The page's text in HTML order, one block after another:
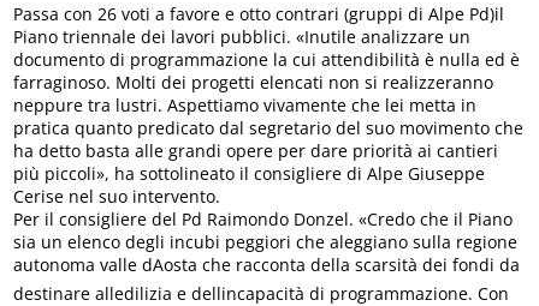
Passa con 26 voti a favore e otto contrari (gruppi di Alpe Pd)il
Piano triennale dei lavori pubblici. «Inutile analizzare un
documento di programmazione la cui attendibilità è nulla ed è
farraginoso. Molti dei progetti elencati non si realizzeranno
neppure tra lustri. Aspettiamo vivamente che lei metta in
pratica quanto predicato dal segretario del suo movimento che
ha detto basta alle grandi opere per dare priorità ai cantieri
più piccoli», ha sottolineato il consigliere di Alpe Giuseppe
Cerise nel suo intervento.
Per il consigliere del Pd Raimondo Donzel. «Credo che il Piano
sia un elenco degli incubi peggiori che aleggiano sulla regione
autonoma valle dAosta che racconta della scarsità dei fondi da
destinare alledilizia e dellincapacità di programmazione. Con